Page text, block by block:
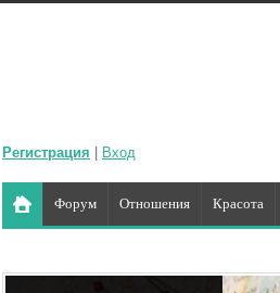
Регистрация Вход
Форум Отношения Красота